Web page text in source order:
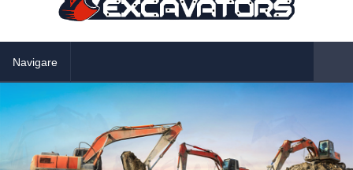
Navigare